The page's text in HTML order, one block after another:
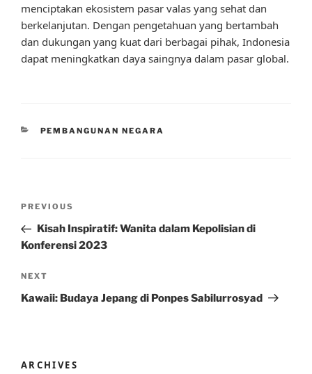
menciptakan ekosistem pasar valas yang sehat dan
berkelanjutan. Dengan pengetahuan yang bertambah
dan dukungan yang kuat dari berbagai pihak, Indonesia
dapat meningkatkan daya saingnya dalam pasar global.
CATEGORIES
PEMBANGUNAN NEGARA
Previous
Post
PREVIOUS
Kisah Inspiratif: Wanita dalam Kepolisian di
Konferensi 2023
Next
Post
NEXT
Kawaii: Budaya Jepang di Ponpes Sabilurrosyad
ARCHIVES